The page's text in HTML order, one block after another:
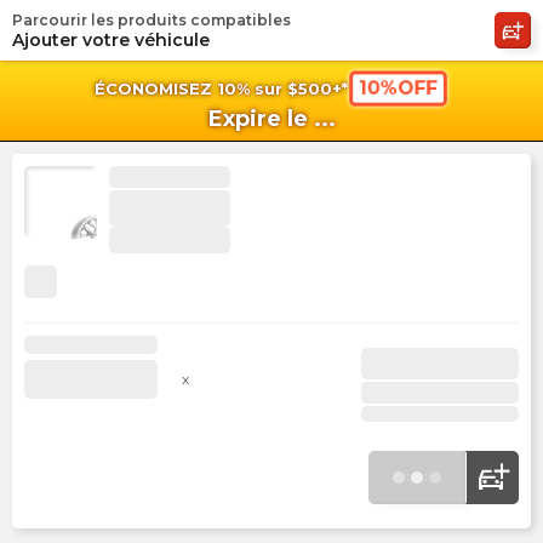
ÉCONOMISEZ 10% sur $500+* 10%OFF
Expire le ...
Parcourir les produits compatibles
Ajouter votre véhicule
x
shopping_cart